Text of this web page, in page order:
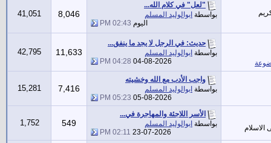
"لعل" في كلام الله...
بواسطة ابوالوليد المسلم
اليوم 02:43 PM
8,046
41,051
حديث: في الرجل لا يجد ما ينفق...
بواسطة ابوالوليد المسلم
04-08-2026
04:28 PM
11,633
42,795
واجب الأدب مع الله وخشيته
بواسطة ابوالوليد المسلم
05-08-2026
05:23 PM
7,416
15,281
الاسلام
الأسر اللاجئة والمهاجرة في...
بواسطة ابوالوليد المسلم
23-07-2026
02:11 PM
549
1,752